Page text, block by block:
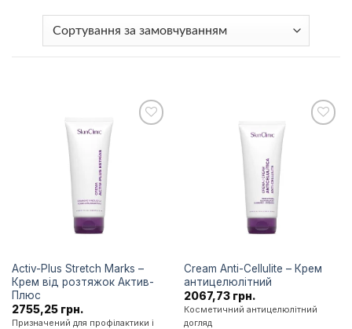
Activ-Plus Stretch Marks –
Крем від розтяжок Актив-
Плюс
2755,25 грн.
Призначений для профілактики і
Cream Anti-Cellulite – Крем
антицелюлітний
2067,73 грн.
Косметичний антицелюлітний
догляд